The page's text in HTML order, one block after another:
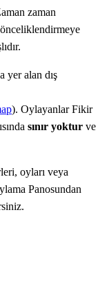
zaman
yer alan dış
). Oylayanlar Fikir
sınır yoktur ve
oyları veya
Panosundan